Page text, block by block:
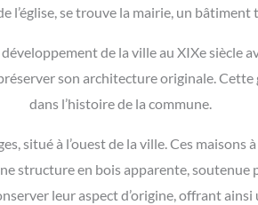
se trouve la mairie, un
de la ville au XIXe siècle
son architecture originale.
dans l’histoire de la commune.
situé à l’ouest de la ville. Ces
structure en bois apparente, soutenue
leur aspect d’origine, offrant